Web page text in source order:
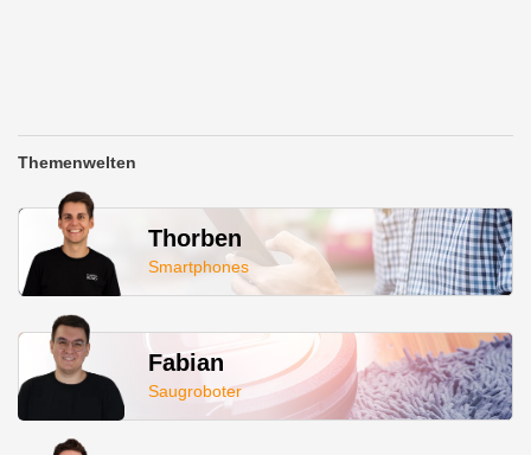
Themenwelten
Thorben
Smartphones
Fabian
Saugroboter